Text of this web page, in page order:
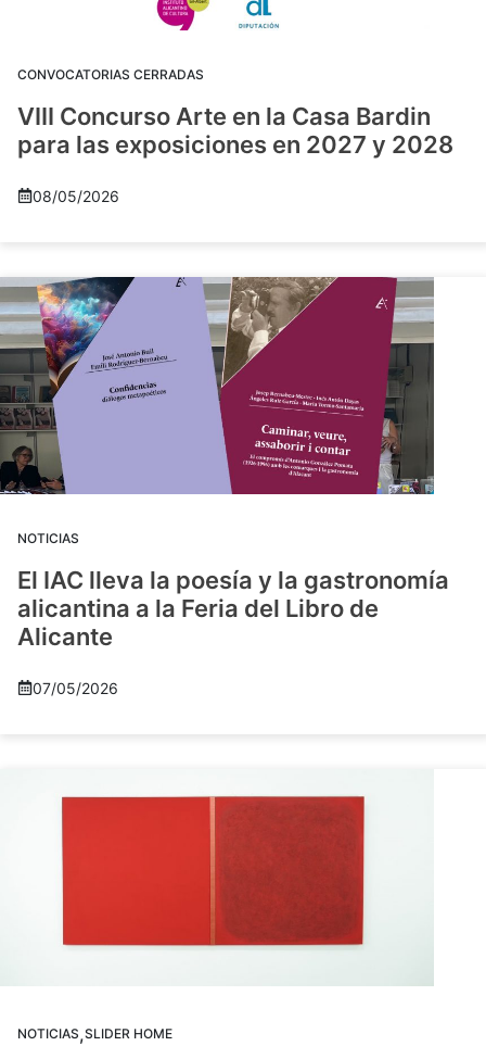
CONVOCATORIAS CERRADAS
VIII Concurso Arte en la Casa Bardin
para las exposiciones en 2027 y 2028
08/05/2026
NOTICIAS
El IAC lleva la poesía y la gastronomía
alicantina a la Feria del Libro de
Alicante
07/05/2026
NOTICIAS,SLIDER HOME